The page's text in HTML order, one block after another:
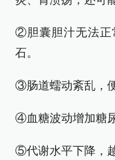
②胆囊胆汁无法正
石。
③肠道蠕动紊乱，
④血糖波动增加糖
⑤代谢水平下降，